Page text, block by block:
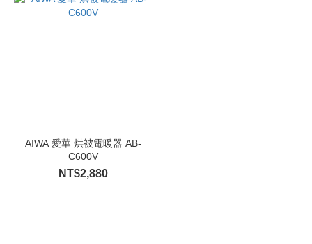
AIWA 愛華 烘被電暖器 AB-
C600V
NT$2,880